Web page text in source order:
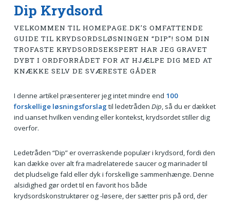
Dip Krydsord
VELKOMMEN TIL HOMEPAGE.DK’S OMFATTENDE
GUIDE TIL KRYDSORDSLØSNINGEN “DIP”! SOM DIN
TROFASTE KRYDSORDSEKSPERT HAR JEG GRAVET
DYBT I ORDFORRÅDET FOR AT HJÆLPE DIG MED AT
KNÆKKE SELV DE SVÆRESTE GÅDER
I denne artikel præsenterer jeg intet mindre end 100
forskellige løsningsforslag til ledetråden Dip, så du er dækket
ind uanset hvilken vending eller kontekst, krydsordet stiller dig
overfor.
Ledetråden “Dip” er overraskende populær i krydsord, fordi den
kan dække over alt fra madrelaterede saucer og marinader til
det pludselige fald eller dyk i forskellige sammenhænge. Denne
alsidighed gør ordet til en favorit hos både
krydsordskonstruktører og -løsere, der sætter pris på ord, der